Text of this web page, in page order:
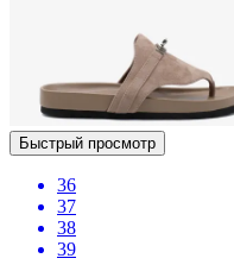
Быстрый просмотр
36
37
38
39